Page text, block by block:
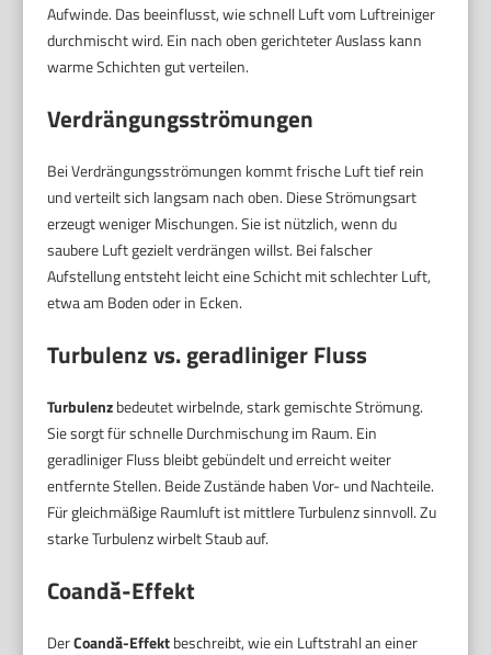
Aufwinde. Das beeinflusst, wie schnell Luft vom Luftreiniger
durchmischt wird. Ein nach oben gerichteter Auslass kann
warme Schichten gut verteilen.
Verdrängungsströmungen
Bei Verdrängungsströmungen kommt frische Luft tief rein
und verteilt sich langsam nach oben. Diese Strömungsart
erzeugt weniger Mischungen. Sie ist nützlich, wenn du
saubere Luft gezielt verdrängen willst. Bei falscher
Aufstellung entsteht leicht eine Schicht mit schlechter Luft,
etwa am Boden oder in Ecken.
Turbulenz vs. geradliniger Fluss
Turbulenzbedeutet wirbelnde, stark gemischte Strömung.
Sie sorgt für schnelle Durchmischung im Raum. Ein
geradliniger Fluss bleibt gebündelt und erreicht weiter
entfernte Stellen. Beide Zustände haben Vor- und Nachteile.
Für gleichmäßige Raumluft ist mittlere Turbulenz sinnvoll. Zu
starke Turbulenz wirbelt Staub auf.
Coandă-Effekt
DerCoandă-Effektbeschreibt, wie ein Luftstrahl an einer